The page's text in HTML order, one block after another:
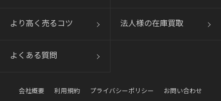
より高く売るコツ 法人様の在庫買取
よくある質問
会社概要 利用規約 プライバシーポリシー お問い合わせ